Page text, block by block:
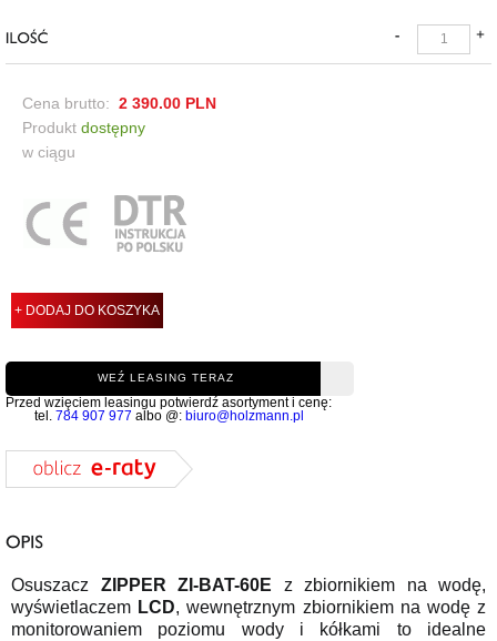
Cena brutto: 2 390.00 PLN
Produkt dostępny
w ciągu
+ DODAJ DO KOSZYKA
WEŹ LEASING TERAZ
Przed wzięciem leasingu potwierdź asortyment i cenę:
tel. 784 907 977 albo @: biuro@holzmann.pl
Osuszacz ZIPPER ZI-BAT-60E z zbiornikiem na wodę,
wyświetlaczem LCD, wewnętrznym zbiornikiem na wodę z
monitorowaniem poziomu wody i kółkami to idealne